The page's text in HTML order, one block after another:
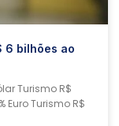
6 bilhões ao
Turismo R$
Euro Turismo R$